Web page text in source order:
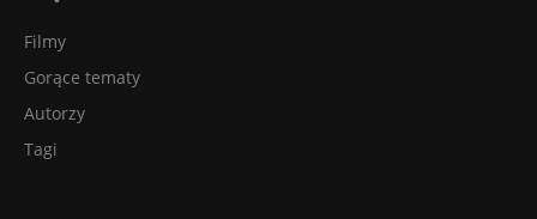
Filmy
Gorące tematy
Autorzy
Tagi